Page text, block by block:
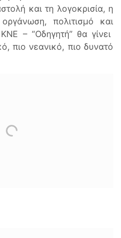
και τη λογοκρισία, η
πολιτισμό και
– “Οδηγητή” θα γίνει
πιο νεανικό, πιο δυνατό